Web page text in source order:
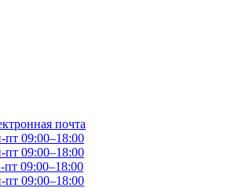
почта
пт 09:00–18:00
пт 09:00–18:00
пт 09:00–18:00
пт 09:00–18:00